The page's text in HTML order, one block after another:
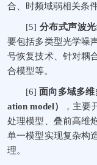
合、时频域弱相关条
[5] 分布式声波
要包括多类型光学噪
号恢复技术、针对耦
合模型等。
[6] 面向多域多
ation model） ，主要
处理模型、叠前高维
单一模型实现复杂构
理。